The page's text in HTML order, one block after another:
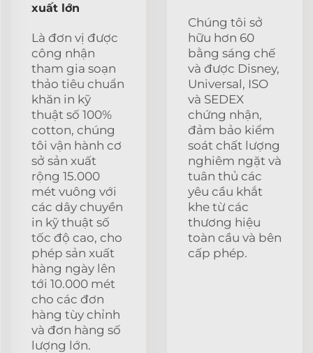
xuất lớn
Là đơn vị được
công nhận
tham gia soạn
thảo tiêu chuẩn
khăn in kỹ
thuật số 100%
cotton, chúng
tôi vận hành cơ
sở sản xuất
rộng 15.000
mét vuông với
các dây chuyền
in kỹ thuật số
tốc độ cao, cho
phép sản xuất
hàng ngày lên
tới 10.000 mét
cho các đơn
hàng tùy chỉnh
và đơn hàng số
lượng lớn.
Chúng tôi sở
hữu hơn 60
bằng sáng chế
và được Disney,
Universal, ISO
và SEDEX
chứng nhận,
đảm bảo kiểm
soát chất lượng
nghiêm ngặt và
tuân thủ các
yêu cầu khắt
khe từ các
thương hiệu
toàn cầu và bên
cấp phép.